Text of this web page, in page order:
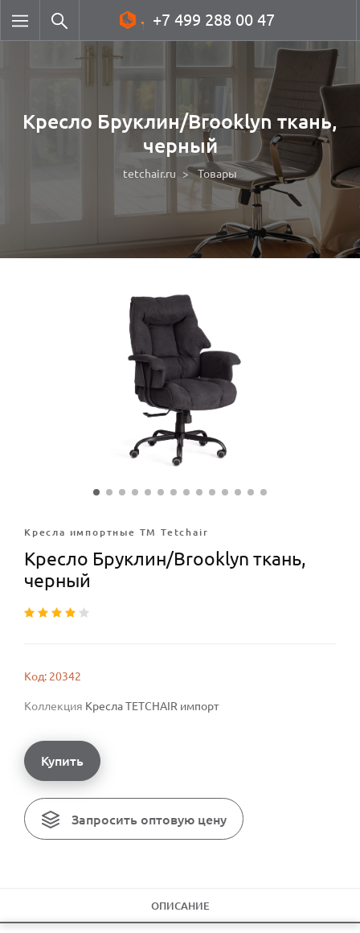
+7 499 288 00 47
Кресло Бруклин/Brooklyn ткань,
черный
tetchair.ru Товары
Кресла импортные ТМ Tetchair
Кресло Бруклин/Brooklyn ткань,
черный
Код: 20342
Коллекция Кресла TETCHAIR импорт
Купить
Запросить оптовую цену
ОПИСАНИЕ